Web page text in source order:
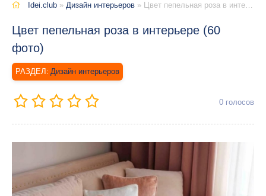
Idei.club » Дизайн интерьеров » Цвет пепельная роза в интерьере (60 фото)
Цвет пепельная роза в интерьере (60
фото)
Дизайн интерьеров
0 голосов